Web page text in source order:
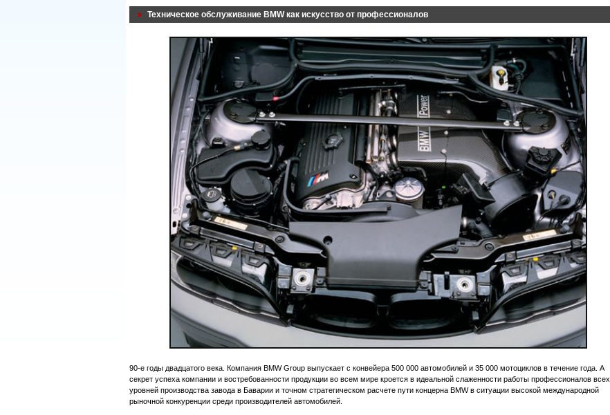
Техническое обслуживание BMW как искусство от профессионалов
90-е годы двадцатого века. Компания BMW Group выпускает с конвейера 500 000 автомобилей и 35 000 мотоциклов в течение года. А
секрет успеха компании и востребованности продукции во всем мире кроется в идеальной слаженности работы профессионалов всех
уровней производства завода в Баварии и точном стратегическом расчете пути концерна BMW в ситуации высокой международной
рыночной конкуренции среди производителей автомобилей.